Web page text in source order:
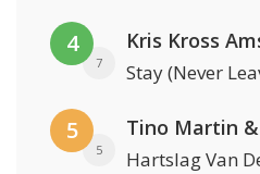
4
7 Stay (Never
5
5
Tino Martin
Hartslag Van